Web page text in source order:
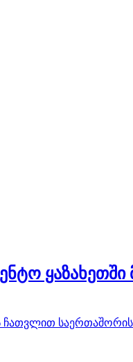
ჩათვლით